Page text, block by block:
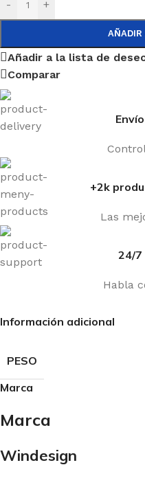
- +
AÑADIR
Añadir a la lista de
Comparar
+2k
Las
24/
Habla
Información adicional
PESO
Marca
Marca
Windesign